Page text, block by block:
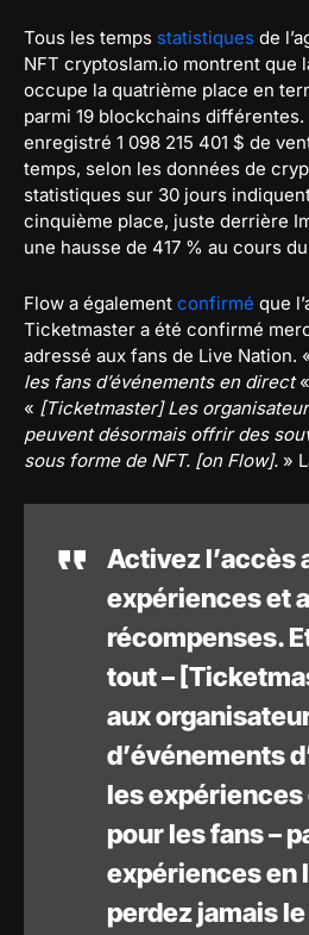
Tous les temps statistiques de
NFT cryptoslam.io montrent que
occupe la quatrième place en
parmi 19 blockchains
enregistré 1 098 215 401 $ de
temps, selon les données de
statistiques sur 30 jours
cinquième place, juste derrière
une hausse de 417 % au cours
Flow a également confirmé que
Ticketmaster a été confirmé
adressé aux fans de Live Nation.
les fans d’événements en direct«
« [Ticketmaster] Les
peuvent désormais offrir des
sous forme de NFT. [on Flow]. »
Activez l’accès
expériences et
récompenses.
tout –
aux
d’événements
les
pour les fans –
expériences en
perdez jamais